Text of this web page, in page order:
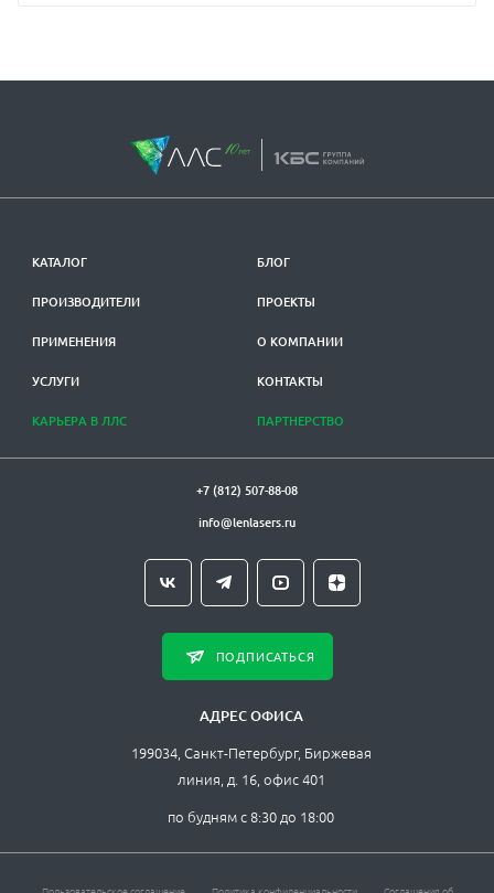
КАТАЛОГ
ПРОИЗВОДИТЕЛИ
ПРИМЕНЕНИЯ
УСЛУГИ
КАРЬЕРА В ЛЛС
БЛОГ
ПРОЕКТЫ
О КОМПАНИИ
КОНТАКТЫ
ПАРТНЕРСТВО
+7 (812) 507-88-08
info@lenlasers.ru
ПОДПИСАТЬСЯ
АДРЕС ОФИСА
199034, Санкт-Петербург, Биржевая
линия, д. 16, офис 401
по будням с 8:30 до 18:00